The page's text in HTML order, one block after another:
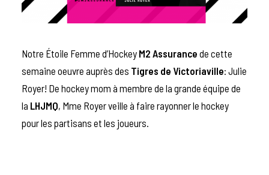
Notre Étoile Femme d’Hockey M2 Assurance de cette
semaine oeuvre auprès des Tigres de Victoriaville: Julie
Royer! De hockey mom à membre de la grande équipe de
la LHJMQ, Mme Royer veille à faire rayonner le hockey
pour les partisans et les joueurs.